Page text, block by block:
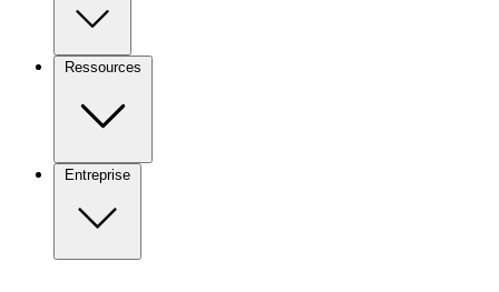
Ressources
Entreprise